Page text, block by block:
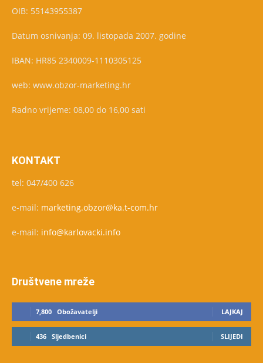
OIB: 55143955387
Datum osnivanja: 09. listopada 2007. godine
IBAN: HR85 2340009-1110305125
web: www.obzor-marketing.hr
Radno vrijeme: 08,00 do 16,00 sati
KONTAKT
tel: 047/400 626
e-mail: marketing.obzor@ka.t-com.hr
e-mail: info@karlovacki.info
Društvene mreže
7,800 Obožavatelji LAJKAJ
436 Sljedbenici SLIJEDI